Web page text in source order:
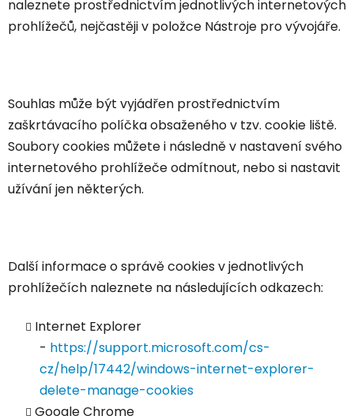
naleznete prostřednictvím jednotlivých internetových
prohlížečů, nejčastěji v položce Nástroje pro vývojáře.
Souhlas může být vyjádřen prostřednictvím
zaškrtávacího políčka obsaženého v tzv. cookie liště.
Soubory cookies můžete i následně v nastavení svého
internetového prohlížeče odmítnout, nebo si nastavit
užívání jen některých.
Další informace o správě cookies v jednotlivých
prohlížečích naleznete na následujících odkazech:
Internet Explorer
- https://support.microsoft.com/cs-
cz/help/17442/windows-internet-explorer-
delete-manage-cookies
Google Chrome